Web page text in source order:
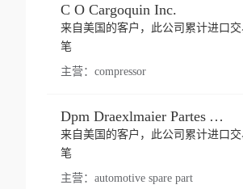
C O Cargoquin Inc.
来自美国的客户，此公司累计进口交
笔
主营： compressor
Dpm Draexlmaier Partes Automotrices Corr Ind Huejotzingo
来自美国的客户，此公司累计进口交
笔
主营： automotive spare part